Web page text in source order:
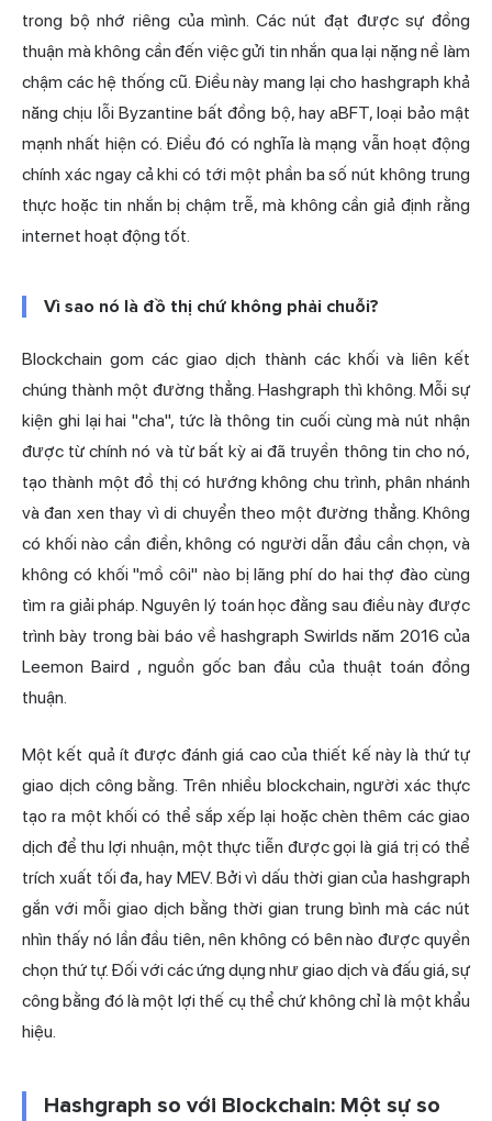
trong bộ nhớ riêng của mình. Các nút đạt được sự đồng
thuận mà không cần đến việc gửi tin nhắn qua lại nặng nề làm
chậm các hệ thống cũ. Điều này mang lại cho hashgraph khả
năng chịu lỗi Byzantine bất đồng bộ, hay aBFT, loại bảo mật
mạnh nhất hiện có. Điều đó có nghĩa là mạng vẫn hoạt động
chính xác ngay cả khi có tới một phần ba số nút không trung
thực hoặc tin nhắn bị chậm trễ, mà không cần giả định rằng
internet hoạt động tốt.
Vì sao nó là đồ thị chứ không phải chuỗi?
Blockchain gom các giao dịch thành các khối và liên kết
chúng thành một đường thẳng. Hashgraph thì không. Mỗi sự
kiện ghi lại hai "cha", tức là thông tin cuối cùng mà nút nhận
được từ chính nó và từ bất kỳ ai đã truyền thông tin cho nó,
tạo thành một đồ thị có hướng không chu trình, phân nhánh
và đan xen thay vì di chuyển theo một đường thẳng. Không
có khối nào cần điền, không có người dẫn đầu cần chọn, và
không có khối "mồ côi" nào bị lãng phí do hai thợ đào cùng
tìm ra giải pháp. Nguyên lý toán học đằng sau điều này được
trình bày trongbài báo về hashgraph Swirlds năm 2016 của
Leemon Baird , nguồn gốc ban đầu của thuật toán đồng
thuận.
Một kết quả ít được đánh giá cao của thiết kế này là thứ tự
giao dịch công bằng. Trên nhiều blockchain, người xác thực
tạo ra một khối có thể sắp xếp lại hoặc chèn thêm các giao
dịch để thu lợi nhuận, một thực tiễn được gọi là giá trị có thể
trích xuất tối đa, hay MEV. Bởi vì dấu thời gian của hashgraph
gắn với mỗi giao dịch bằng thời gian trung bình mà các nút
nhìn thấy nó lần đầu tiên, nên không có bên nào được quyền
chọn thứ tự. Đối với các ứng dụng như giao dịch và đấu giá, sự
công bằng đó là một lợi thế cụ thể chứ không chỉ là một khẩu
hiệu.
Hashgraph so với Blockchain: Một sự so